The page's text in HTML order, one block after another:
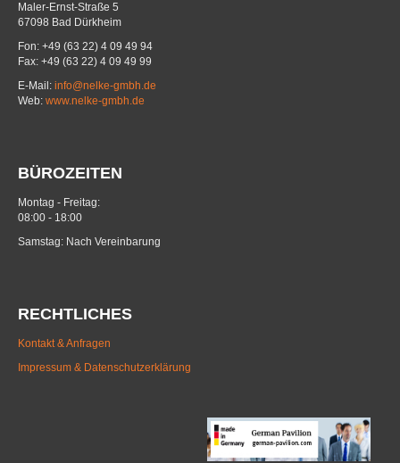
Maler-Ernst-Straße 5
67098 Bad Dürkheim
Fon: +49 (63 22) 4 09 49 94
Fax: +49 (63 22) 4 09 49 99
E-Mail: info@nelke-gmbh.de
Web: www.nelke-gmbh.de
BÜROZEITEN
Montag - Freitag:
08:00 - 18:00
Samstag: Nach Vereinbarung
RECHTLICHES
Kontakt & Anfragen
Impressum & Datenschutzerklärung